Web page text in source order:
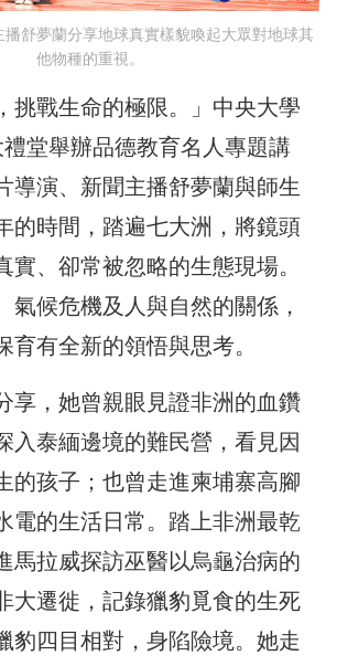
舒夢蘭分享地球真實樣貌喚起大眾對地球其
他物種的重視。
挑戰生命的極限。」中央大學
堂舉辦品德教育名人專題講
導演、新聞主播舒夢蘭與師生
的時間，踏遍七大洲，將鏡頭
實、卻常被忽略的生態現場。
氣候危機及人與自然的關係，
育有全新的領悟與思考。
享，她曾親眼見證非洲的血鑽
入泰緬邊境的難民營，看見因
的孩子；也曾走進柬埔寨高腳
電的生活日常。踏上非洲最乾
馬拉威探訪巫醫以烏龜治病的
大遷徙，記錄獵豹覓食的生死
豹四目相對，身陷險境。她走